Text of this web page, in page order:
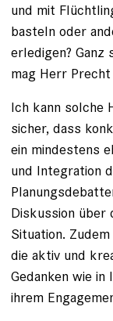
und mit
basteln oder
erledigen? Ganz
mag Herr
Ich kann solche
sicher, dass
ein mindestens
und Integration
Diskussion über
Situation.
die aktiv und
Gedanken wie
ihrem